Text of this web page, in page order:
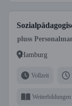
pluss
Hamburg
Vollzeit
Weiterbildungen